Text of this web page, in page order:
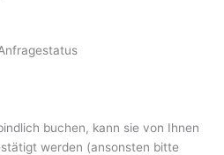
buchen, kann sie von Ihnen
werden (ansonsten bitte